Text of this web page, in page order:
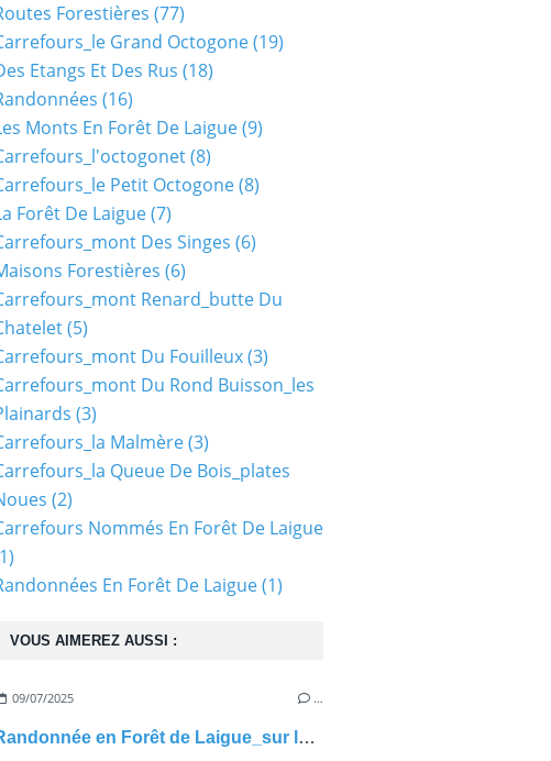
VOUS AIMEREZ AUSSI :
09/07/2025 …
Randonnée en Forêt de Laigue_sur les Routes du Grand Octogone, du Petit Octogone, du Plessis-Brion, de Sainte Croix et de la Belle Assise
Forestières (77)
Grand Octogone(19)
Etangs Et Des Rus (18)
(16)
Monts En Forêt De Laigue(9)
(8)
Petit Octogone(8)
Forêt De Laigue(7)
Des Singes (6)
Forestières (6)
Renard_butte Du
(5)
Du Fouilleux(3)
Du Rond Buisson_les
(3)
Malmère(3)
Queue De Bois_plates
(2)
Nommés En Forêt De Laigue
En Forêt De Laigue(1)